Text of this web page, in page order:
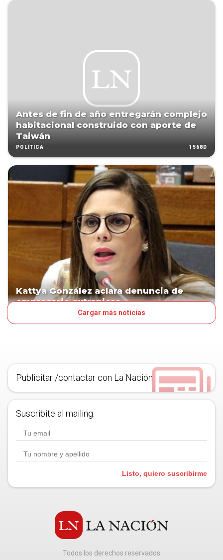
Antes de fin de año entregarán complejo
habitacional construido con aporte de
Taiwán
POLÍTICA 1568D
Kattya González aclara denuncia de
empresario extranjero
Cargar más noticias
Publicitar /contactar con La Nación
Suscribite al mailing.
Listo, quiero suscribirme
Todos los derechos reservados